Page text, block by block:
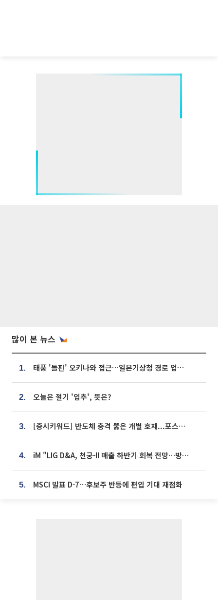
많이 본 뉴스
1. 태풍 '돌핀' 오키나와 접근…일본기상청 경로 업데이트
2. 오늘은 절기 '입추', 뜻은?
3. [증시키워드] 반도체 충격 뚫은 개별 호재...포스코퓨처엠·에코프로·한화솔루션 '눈길'
4. iM "LIG D&A, 천궁-II 매출 하반기 회복 전망…방산 톱픽 유지"
5. MSCI 발표 D-7…후보주 반등에 편입 기대 재점화